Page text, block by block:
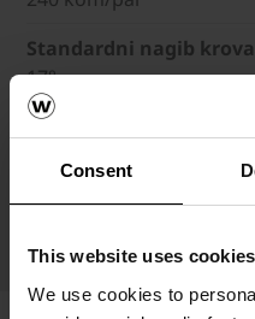
Consent
This website uses cookies
We use cookies to
Standardni nagib krova
17°
Minimalni nagib krova
Minimalni nagib krova